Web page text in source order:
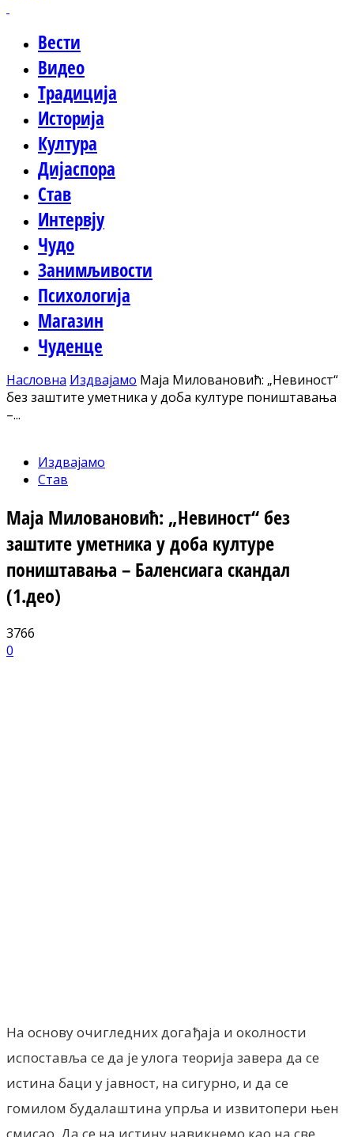
Вести
Видео
Традиција
Историја
Култура
Дијаспора
Став
Интервју
Чудо
Занимљивости
Психологија
Магазин
Чуденце
Насловна Издвајамо Маја Миловановић: „Невиност“
без заштите уметника у доба културе поништавања
–...
Издвајамо
Став
Маја Миловановић: „Невиност“ без
заштите уметника у доба културе
поништавања – Баленсиага скандал
(1.део)
3766
0
На основу очигледних догађаја и околности
испоставља се да је улога теорија завера да се
истина баци у јавност, на сигурно, и да се
гомилом будалаштина упрља и извитопери њен
смисао. Да се на истину навикнемо као на све